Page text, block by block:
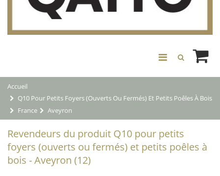
Accueil
Q10 Pour Petits Foyers (ouverts Ou Fermés) Et Petits Poêles À Bois
France
Aveyron
Revendeurs du produit Q10 pour petits
foyers (ouverts ou fermés) et petits poêles à
bois - Aveyron (12)